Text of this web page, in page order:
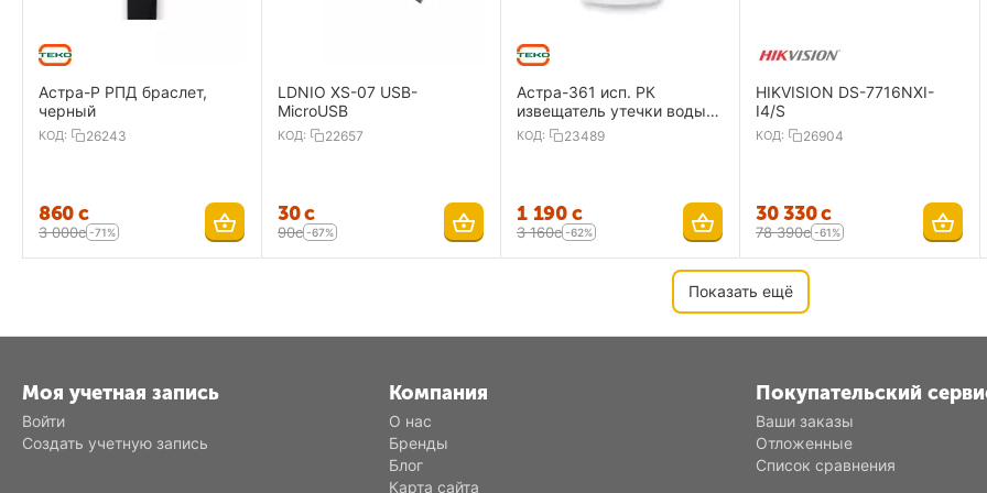
Астра-Р РПД браслет,
черный
КОД: 26243
‍860‍с
3 000с -71%
LDNIO XS-07 USB-
MicroUSB
КОД: 22657
‍30‍с
‍90‍с -67%
Астра-361 исп. РК
извещатель утечки воды,
радиоканальный
КОД: 23489
1 190 с
3 160с -62%
HIKVISION DS-7716NXI-
I4/S
КОД: 26904
30 330с
78 390с -61%
Показать ещё
Моя учетная запись
Войти
Создать учетную запись
Компания
О нас
Бренды
Блог
Карта сайта
Покупательский
Ваши заказы
Отложенные
Список сравнения